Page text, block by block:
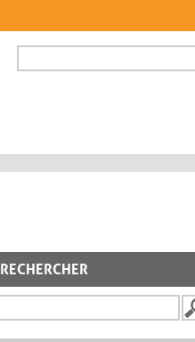
FORMULAIRE DE
RECHERCHER